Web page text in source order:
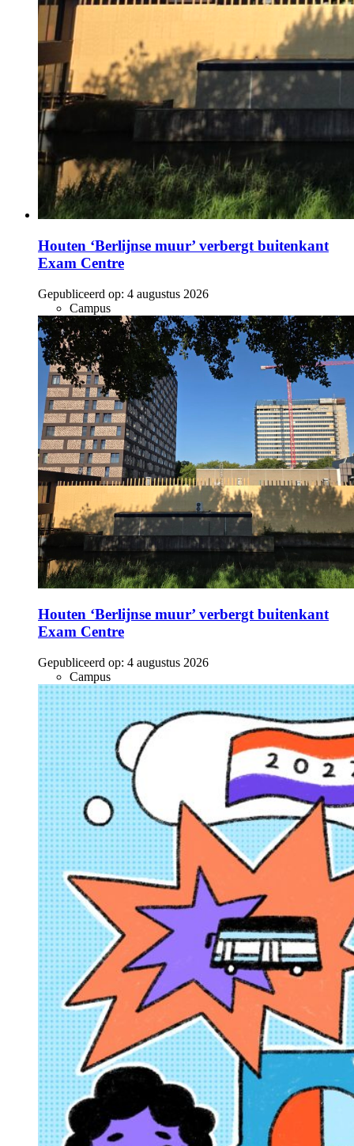
Houten ‘Berlijnse muur’ verbergt buitenkant
Exam Centre
Gepubliceerd op: 4 augustus 2026
Campus
Houten ‘Berlijnse muur’ verbergt buitenkant
Exam Centre
Gepubliceerd op: 4 augustus 2026
Campus